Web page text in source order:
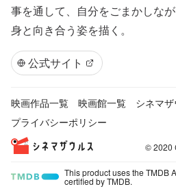
事を通して、自分をごまかしな
身と向き合う姿を描く。
公式サイト
映画作品一覧 映画館一覧
シネマ
プライバシーポリシー
© 2020
This product uses the TMDB
certified by TMDB.